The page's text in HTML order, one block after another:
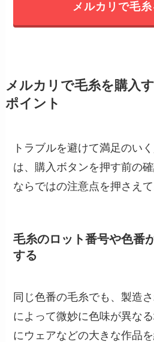
メルカリで毛
メルカリで毛糸を購入
ポイント
トラブルを避けて満足のい
は、購入ボタンを押す前の
ならではの注意点を押さえて
毛糸のロット番号や色番
する
同じ色番の毛糸でも、製造
によって微妙に色味が異な
にウェアなどの大きな作品